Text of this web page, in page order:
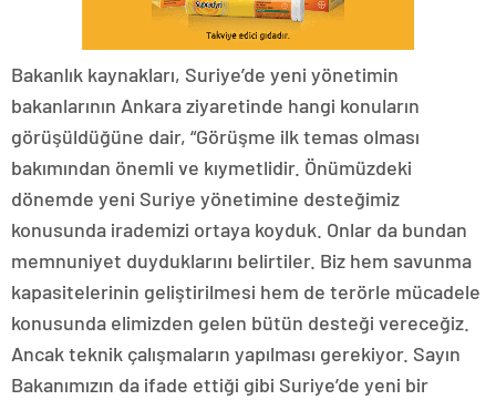
Bakanlık kaynakları, Suriye’de yeni yönetimin
bakanlarının Ankara ziyaretinde hangi konuların
görüşüldüğüne dair, “Görüşme ilk temas olması
bakımından önemli ve kıymetlidir. Önümüzdeki
dönemde yeni Suriye yönetimine desteğimiz
konusunda irademizi ortaya koyduk. Onlar da bundan
memnuniyet duyduklarını belirtiler. Biz hem savunma
kapasitelerinin geliştirilmesi hem de terörle mücadele
konusunda elimizden gelen bütün desteği vereceğiz.
Ancak teknik çalışmaların yapılması gerekiyor. Sayın
Bakanımızın da ifade ettiği gibi Suriye’de yeni bir